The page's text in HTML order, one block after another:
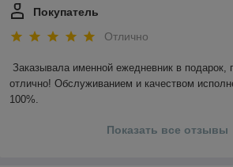
Покупатель
Отлично
Заказывала именной ежедневник в подарок,
отлично! Обслуживанием и качеством
100%.
Показать все отзывы